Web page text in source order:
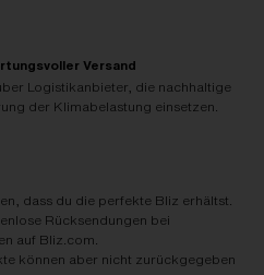
Versand
Logistikanbieter, die nachhaltige
der Klimabelastung einsetzen.
dass du die perfekte Bliz erhältst.
Rücksendungen bei
auf Bliz.com.
können aber nicht zurückgegeben